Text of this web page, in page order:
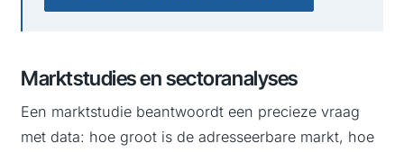
Marktstudies en sectoranalyses
Een marktstudie beantwoordt een precieze vraag
met data: hoe groot is de adresseerbare markt, hoe